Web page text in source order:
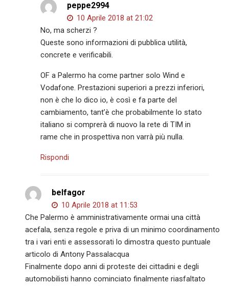
peppe2994
10 Aprile 2018 at 21:02
No, ma scherzi ?
Queste sono informazioni di pubblica utilità,
concrete e verificabili.
OF a Palermo ha come partner solo Wind e
Vodafone. Prestazioni superiori a prezzi inferiori,
non è che lo dico io, è così e fa parte del
cambiamento, tant’è che probabilmente lo stato
italiano si comprerà di nuovo la rete di TIM in
rame che in prospettiva non varrà più nulla.
Rispondi
belfagor
10 Aprile 2018 at 11:53
Che Palermo è amministrativamente ormai una città
acefala, senza regole e priva di un minimo coordinamento
tra i vari enti e assessorati lo dimostra questo puntuale
articolo di Antony Passalacqua
Finalmente dopo anni di proteste dei cittadini e degli
automobilisti hanno cominciato finalmente riasfaltato